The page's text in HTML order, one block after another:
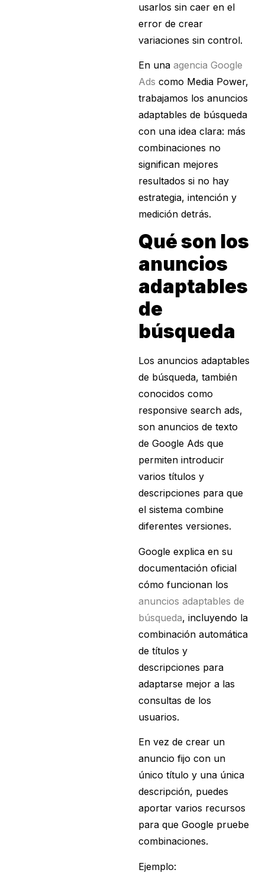
usarlos sin caer en el
error de crear
variaciones sin control.
En una agencia Google
Ads como Media Power,
trabajamos los anuncios
adaptables de búsqueda
con una idea clara: más
combinaciones no
significan mejores
resultados si no hay
estrategia, intención y
medición detrás.
Qué son los
anuncios
adaptables
de
búsqueda
Los anuncios adaptables
de búsqueda, también
conocidos como
responsive search ads,
son anuncios de texto
de Google Ads que
permiten introducir
varios títulos y
descripciones para que
el sistema combine
diferentes versiones.
Google explica en su
documentación oficial
cómo funcionan los
anuncios adaptables de
búsqueda, incluyendo la
combinación automática
de títulos y
descripciones para
adaptarse mejor a las
consultas de los
usuarios.
En vez de crear un
anuncio fijo con un
único título y una única
descripción, puedes
aportar varios recursos
para que Google pruebe
combinaciones.
Ejemplo: